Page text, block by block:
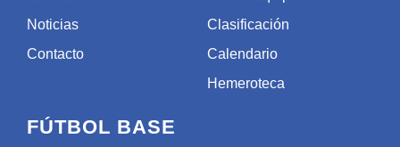
Noticias
Contacto
Clasificación
Calendario
Hemeroteca
FÚTBOL BASE